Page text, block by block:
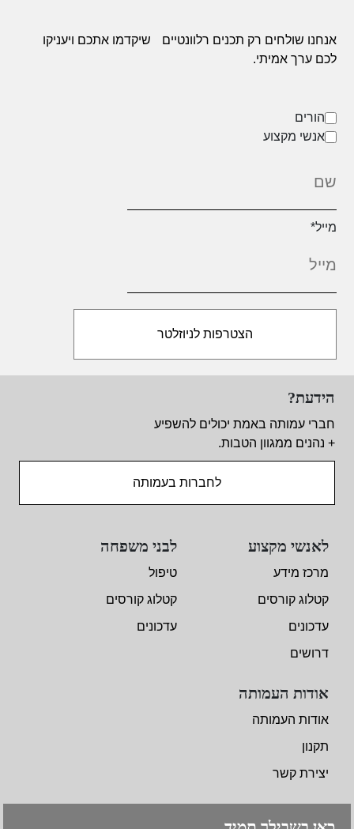
אנחנו שולחים רק תכנים רלוונטיים שיקדמו אתכם ויעניקו
לכם ערך אמיתי.
הורים
אנשי מקצוע
מייל*
הידעת?
חברי עמותה באמת יכולים להשפיע
+ נהנים ממגוון הטבות.
לחברות בעמותה
אודות העמותה
אודות העמותה
תקנון
יצירת קשר
לאנשי מקצוע
מרכז מידע
קטלוג קורסים
עדכונים
דרושים
לבני משפחה
טיפול
קטלוג קורסים
עדכונים